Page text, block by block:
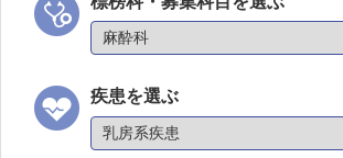
疾患を選ぶ